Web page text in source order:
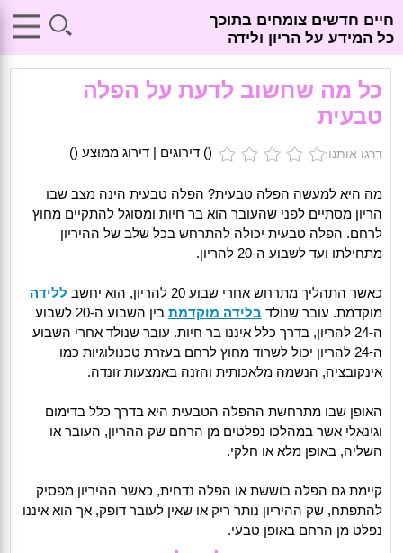
חיים חדשים צומחים בתוכך
כל המידע על הריון ולידה
כל מה שחשוב לדעת על הפלה
טבעית
דרגו אותנו: () דירוגים | דירוג ממוצע ()
מה היא למעשה הפלה טבעית? הפלה טבעית הינה מצב שבו
הריון מסתיים לפני שהעובר הוא בר חיות ומסוגל להתקיים מחוץ
לרחם. הפלה טבעית יכולה להתרחש בכל שלב של ההיריון
מתחילתו ועד לשבוע ה-20 להריון.
כאשר התהליך מתרחש אחרי שבוע 20 להריון, הוא יחשב
ללידה
מוקדמת. עובר שנולד בלידה מוקדמת
בין השבוע ה-20 לשבוע
ה-24 להריון, בדרך כלל איננו בר חיות. עובר שנולד אחרי השבוע
ה-24 להריון יכול לשרוד מחוץ לרחם בעזרת טכנולוגיות כמו
אינקובציה, הנשמה מלאכותית והזנה באמצעות זונדה.
האופן שבו מתרחשת ההפלה הטבעית היא בדרך כלל בדימום
וגינאלי אשר במהלכו נפלטים מן הרחם שק ההריון, העובר או
השליה, באופן מלא או חלקי.
קיימת גם הפלה בוששת או הפלה נדחית, כאשר ההיריון מפסיק
להתפתח, שק ההיריון נותר ריק או שאין לעובר דופק, אך הוא איננו
נפלט מן הרחם באופן טבעי.